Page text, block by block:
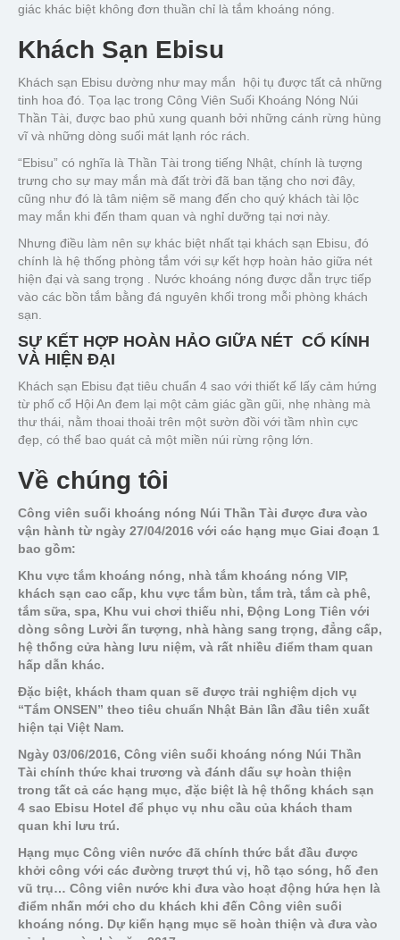
giác khác biệt không đơn thuần chỉ là tắm khoáng nóng.
Khách Sạn Ebisu
Khách sạn Ebisu dường như may mắn hội tụ được tất cả những
tinh hoa đó. Tọa lạc trong Công Viên Suối Khoáng Nóng Núi
Thần Tài, được bao phủ xung quanh bởi những cánh rừng hùng
vĩ và những dòng suối mát lạnh róc rách.
“Ebisu” có nghĩa là Thần Tài trong tiếng Nhật, chính là tượng
trưng cho sự may mắn mà đất trời đã ban tặng cho nơi đây,
cũng như đó là tâm niệm sẽ mang đến cho quý khách tài lộc
may mắn khi đến tham quan và nghỉ dưỡng tại nơi này.
Nhưng điều làm nên sự khác biệt nhất tại khách sạn Ebisu, đó
chính là hệ thống phòng tắm với sự kết hợp hoàn hảo giữa nét
hiện đại và sang trọng . Nước khoáng nóng được dẫn trực tiếp
vào các bồn tắm bằng đá nguyên khối trong mỗi phòng khách
sạn.
SỰ KẾT HỢP HOÀN HẢO GIỮA NÉT CỔ KÍNH
VÀ HIỆN ĐẠI
Khách sạn Ebisu đạt tiêu chuẩn 4 sao với thiết kế lấy cảm hứng
từ phố cổ Hội An đem lại một cảm giác gần gũi, nhẹ nhàng mà
thư thái, nằm thoai thoải trên một sườn đồi với tầm nhìn cực
đẹp, có thể bao quát cả một miền núi rừng rộng lớn.
Về chúng tôi
Công viên suối khoáng nóng Núi Thần Tài được đưa vào
vận hành từ ngày 27/04/2016 với các hạng mục Giai đoạn 1
bao gồm:
Khu vực tắm khoáng nóng, nhà tắm khoáng nóng VIP,
khách sạn cao cấp, khu vực tắm bùn, tắm trà, tắm cà phê,
tắm sữa, spa, Khu vui chơi thiếu nhi, Động Long Tiên với
dòng sông Lười ấn tượng, nhà hàng sang trọng, đẳng cấp,
hệ thống cửa hàng lưu niệm, và rất nhiều điểm tham quan
hấp dẫn khác.
Đặc biệt, khách tham quan sẽ được trải nghiệm dịch vụ
“Tắm ONSEN” theo tiêu chuẩn Nhật Bản lần đầu tiên xuất
hiện tại Việt Nam.
Ngày 03/06/2016, Công viên suối khoáng nóng Núi Thần
Tài chính thức khai trương và đánh dấu sự hoàn thiện
trong tất cả các hạng mục, đặc biệt là hệ thống khách sạn
4 sao Ebisu Hotel để phục vụ nhu cầu của khách tham
quan khi lưu trú.
Hạng mục Công viên nước đã chính thức bắt đầu được
khởi công với các đường trượt thú vị, hồ tạo sóng, hố đen
vũ trụ… Công viên nước khi đưa vào hoạt động hứa hẹn là
điểm nhấn mới cho du khách khi đến Công viên suối
khoáng nóng. Dự kiến hạng mục sẽ hoàn thiện và đưa vào